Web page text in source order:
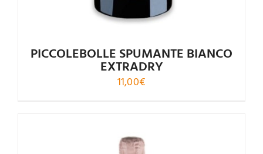
PICCOLEBOLLE SPUMANTE BIANCO
EXTRADRY
11,00€